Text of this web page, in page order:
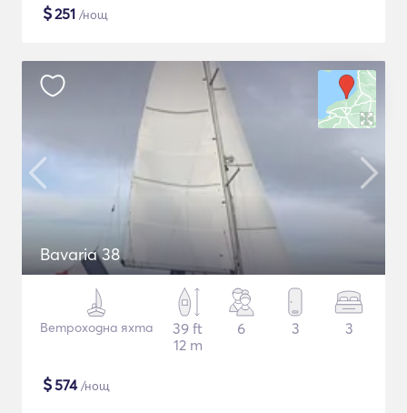
$251 /нощ
Bavaria 38
Ветроходна яхта
39 ft
12 m
6 3 3
$574/нощ